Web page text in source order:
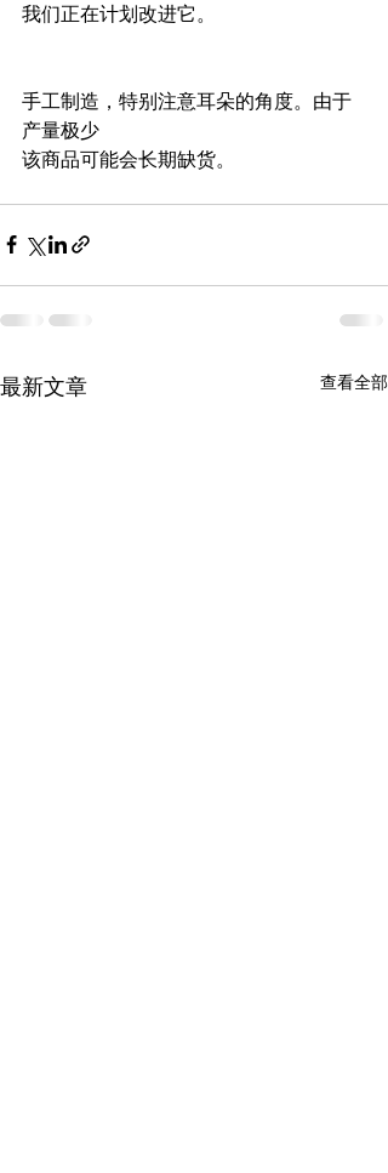
我们正在计划改进它。
手工制造，特别注意耳朵的角度。由于
产量极少
该商品可能会长期缺货。
最新文章 查看全部